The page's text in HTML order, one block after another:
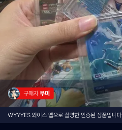
구매자 무미
WYYYES 와이스 앱으로 촬영한 인증된 상품입니다